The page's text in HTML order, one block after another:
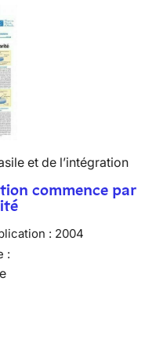
et de l’intégration
commence par
: 2004
: